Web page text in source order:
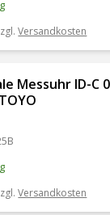
Versandkosten
Messuhr ID-C
Versandkosten